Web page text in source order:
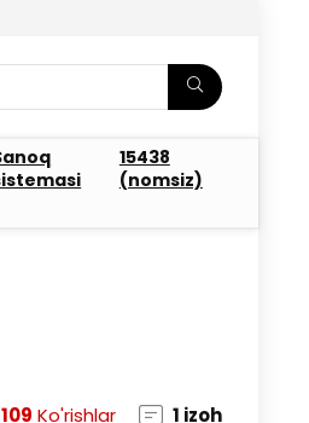
15438
(nomsiz)
109 Ko'rishlar 1 izoh